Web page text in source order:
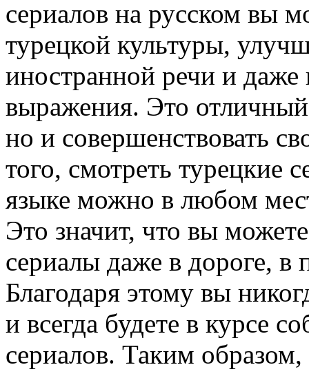
сериалов на русском вы
турецкой культуры,
иностранной речи и
выражения. Это отличный
но и совершенствовать
того, смотреть турецкие
языке можно в любом
Это значит, что вы
сериалы даже в дороге, в
Благодаря этому вы
и всегда будете в курсе
сериалов. Таким